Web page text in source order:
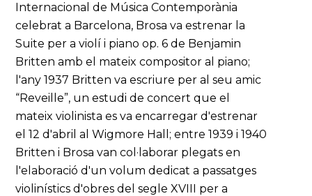
Internacional de Música Contemporània
celebrat a Barcelona, Brosa va estrenar la
Suite per a violí i piano op. 6 de Benjamin
Britten amb el mateix compositor al piano;
l'any 1937 Britten va escriure per al seu amic
“Reveille”, un estudi de concert que el
mateix violinista es va encarregar d'estrenar
el 12 d'abril al Wigmore Hall; entre 1939 i 1940
Britten i Brosa van col·laborar plegats en
l'elaboració d'un volum dedicat a passatges
violinístics d'obres del segle XVIII per a